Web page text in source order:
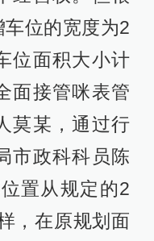
位的宽度为2
位面积大小计
面接管咪表管
莫某，通过行
市政科科员陈
置从规定的2
，在原规划面